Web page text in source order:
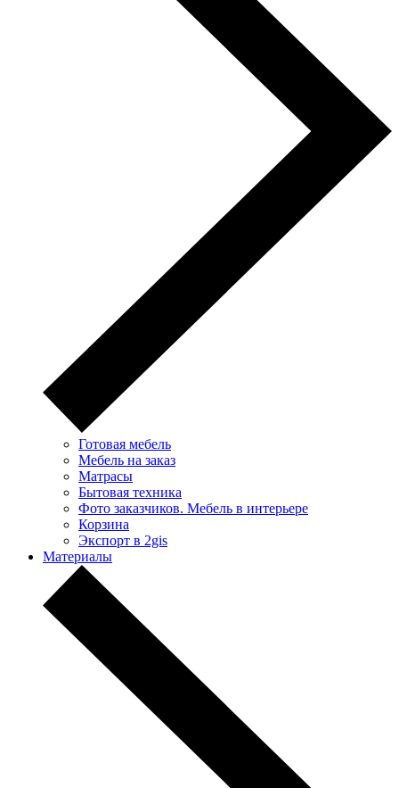
Готовая мебель
Мебель на заказ
Матрасы
Бытовая техника
Фото заказчиков. Мебель в интерьере
Корзина
Экспорт в 2gis
Материалы